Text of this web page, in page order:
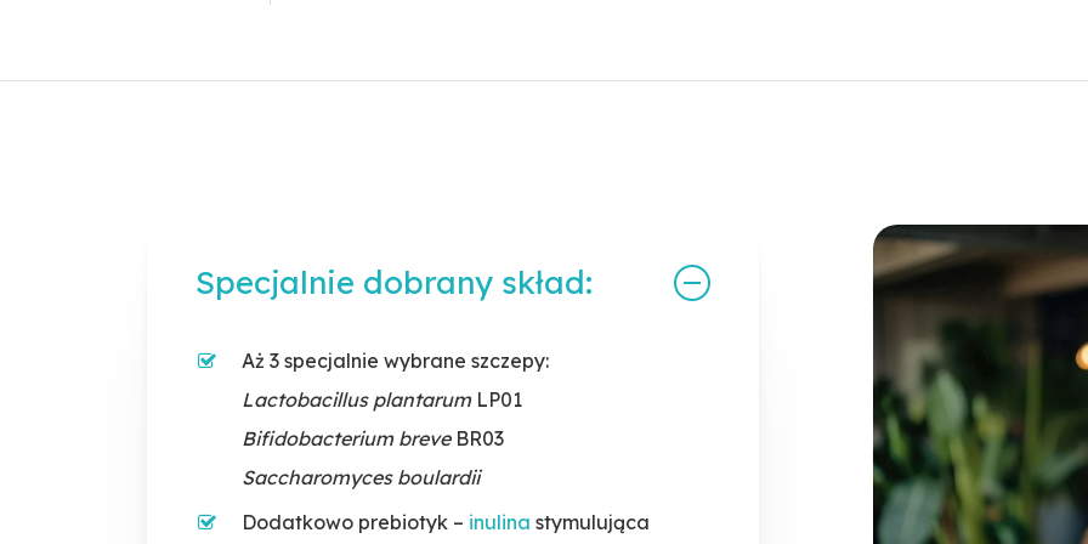
etapie wytwarzania
zdrowia ważna jest zróżnicowana dieta oraz zdrowy
tryb życia.
Specjalnie dobrany skład:
Aż 3 specjalnie wybrane szczepy:
Lactobacillus plantarumLP01
Bifidobacterium breve BR03
Saccharomyces boulardii
Dodatkowo prebiotyk – inulina stymulująca